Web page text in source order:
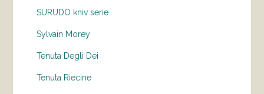
SURUDO kniv serie
Sylvain Morey
Tenuta Degli Dei
Tenuta Riecine